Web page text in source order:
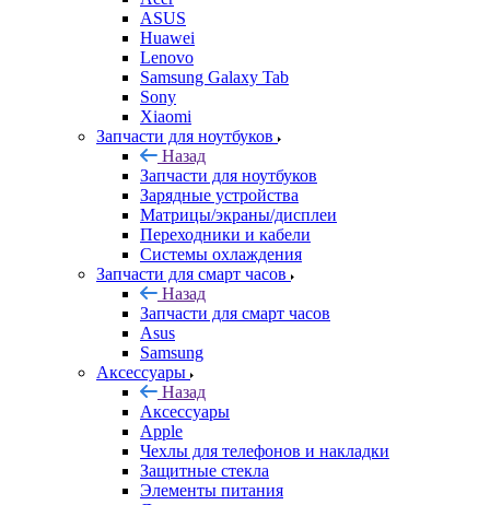
ASUS
Huawei
Lenovo
Samsung Galaxy Tab
Sony
Xiaomi
Запчасти для ноутбуков
Назад
Запчасти для ноутбуков
Зарядные устройства
Матрицы/экраны/дисплеи
Переходники и кабели
Системы охлаждения
Запчасти для смарт часов
Назад
Запчасти для смарт часов
Asus
Samsung
Аксессуары
Назад
Аксессуары
Apple
Чехлы для телефонов и накладки
Защитные стекла
Элементы питания